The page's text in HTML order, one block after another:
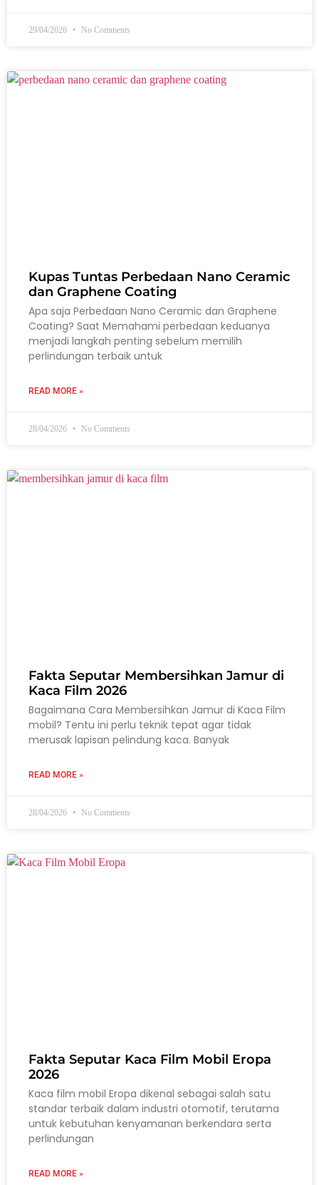
29/04/2026 No Comments
Kupas Tuntas Perbedaan Nano Ceramic
dan Graphene Coating
Apa saja Perbedaan Nano Ceramic dan Graphene
Coating? Saat Memahami perbedaan keduanya
menjadi langkah penting sebelum memilih
perlindungan terbaik untuk
READ MORE »
28/04/2026 No Comments
Fakta Seputar Membersihkan Jamur di
Kaca Film 2026
Bagaimana Cara Membersihkan Jamur di Kaca Film
mobil? Tentu ini perlu teknik tepat agar tidak
merusak lapisan pelindung kaca. Banyak
READ MORE »
28/04/2026 No Comments
Fakta Seputar Kaca Film Mobil Eropa
2026
Kaca film mobil Eropa dikenal sebagai salah satu
standar terbaik dalam industri otomotif, terutama
untuk kebutuhan kenyamanan berkendara serta
perlindungan
READ MORE »